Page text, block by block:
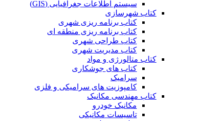
سیستم اطلاعات جغرافیایی (GIS)
کتاب شهرسازی
کتاب برنامه ریزی شهری
کتاب برنامه ریزی منطقه ای
کتاب طراحی شهری
کتاب مدیریت شهری
کتاب متالورژی و مواد
کتاب های جوشکاری
سرامیک
کامپوزیت های سرامیکی و فلزی
کتاب مهندسی مکانیک
مکانیک خودرو
تاسیسات مکانیکی